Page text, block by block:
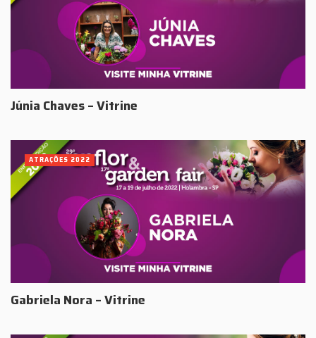
Júnia Chaves – Vitrine
Gabriela Nora – Vitrine
ATRAÇÕES 2022